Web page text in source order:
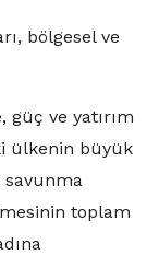
bölgesel ve
güç ve yatırım
ülkenin büyük
savunma
toplam